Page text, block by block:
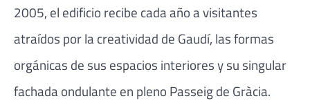
2005, el edificio recibe cada año a visitantes
atraídos por la creatividad de Gaudí, las formas
orgánicas de sus espacios interiores y su singular
fachada ondulante en pleno Passeig de Gràcia.